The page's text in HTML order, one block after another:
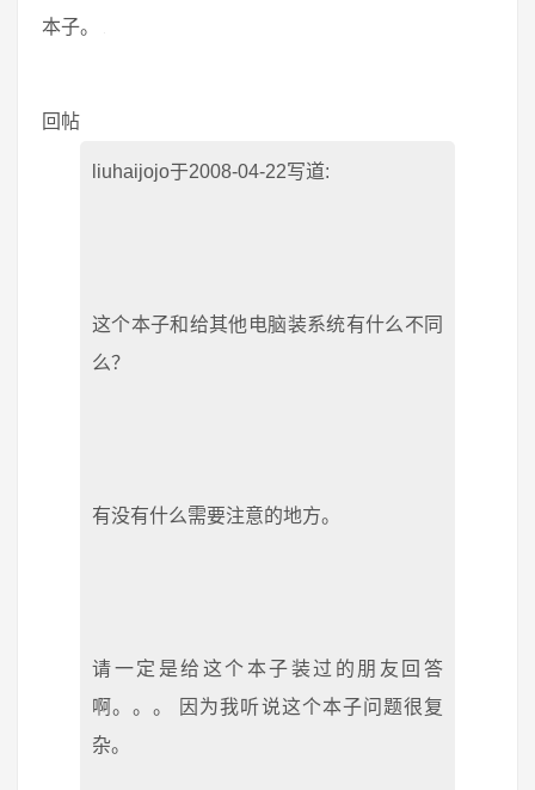
本子。
回帖
liuhaijojo于2008-04-22写道:
这个本子和给其他电脑装系统有什么不同
么？
有没有什么需要注意的地方。
请一定是给这个本子装过的朋友回答
啊。。。 因为我听说这个本子问题很复
杂。